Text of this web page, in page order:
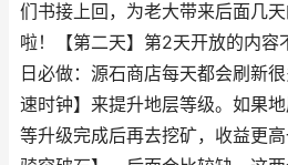
们书接上回，为老大带来后面几
啦！【第二天】第2天开放的内容
日必做：源石商店每天都会刷新
速时钟】来提升地层等级。如果
等升级完成后再去挖矿，收益更